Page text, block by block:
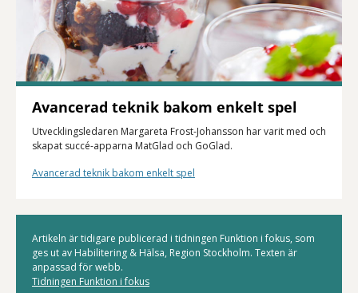
Avancerad teknik bakom enkelt spel
Utvecklingsledaren Margareta Frost-Johansson har varit med och
skapat succé-apparna MatGlad och GoGlad.
Avancerad teknik bakom enkelt spel
Artikeln är tidigare publicerad i tidningen Funktion i fokus, som
ges ut av Habilitering & Hälsa, Region Stockholm. Texten är
anpassad för webb.
Tidningen Funktion i fokus